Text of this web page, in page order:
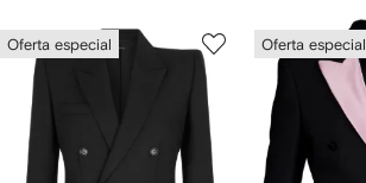
Oferta especial Oferta especial